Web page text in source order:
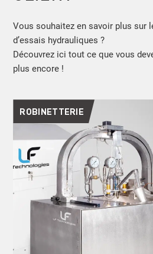
Vous souhaitez en savoir plus sur
d’essais hydrauliques ?
Découvrez ici tout ce que vous
plus encore !
ROBINETTERIE